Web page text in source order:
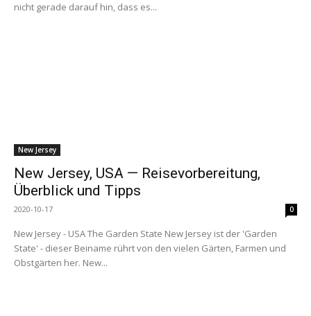
nicht gerade darauf hin, dass es...
New Jersey
New Jersey, USA — Reisevorbereitung,
Überblick und Tipps
2020-10-17 0
New Jersey - USA The Garden State New Jersey ist der 'Garden
State' - dieser Beiname rührt von den vielen Gärten, Farmen und
Obstgärten her. New...